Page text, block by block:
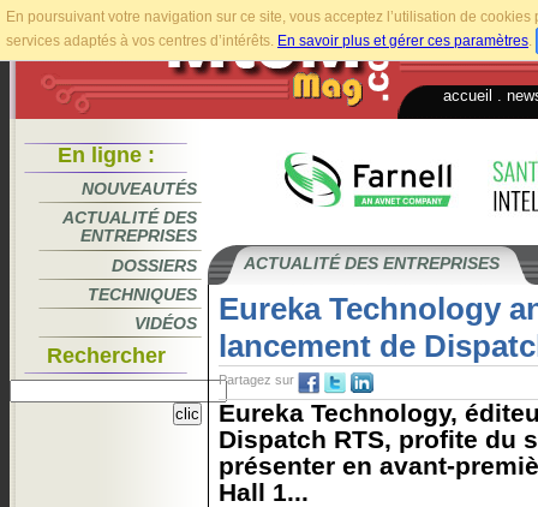
En poursuivant votre navigation sur ce site, vous acceptez l’utilisation de
services adaptés à vos centres d’intérêts. En savoir plus et gérer ces paramètres.
accueil
En ligne :
NOUVEAUTÉS
ACTUALITÉ DES
ENTREPRISES
DOSSIERS
TECHNIQUES
VIDÉOS
Rechercher
ACTUALITÉ DES ENTREPRISES
Eureka Technology
lancement de
Partagez sur
Eureka Technology,
Dispatch RTS, profite du
présenter en avant-
Hall 1...